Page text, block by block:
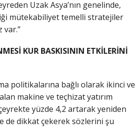
Uzak Asya’nın genelinde,
mütekabiliyet temelli stratejiler
var.”
KUR BASKISININ ETKİLERİNİ
politikalarına bağlı olarak ikinci ve
makine ve teçhizat yatırım
yüzde 4,2 artarak yeniden
de dikkat çekerek sözlerini şu